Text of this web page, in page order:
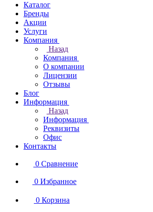
Каталог
Бренды
Акции
Услуги
Компания
Назад
Компания
О компании
Лицензии
Отзывы
Блог
Информация
Назад
Информация
Реквизиты
Офис
Контакты
0 Сравнение
0 Избранное
0 Корзина